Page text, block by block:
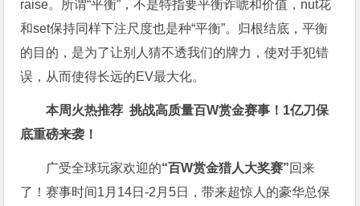
raise。所谓“平衡”，不是特指要平衡诈唬和价值，nut花
和set保持同样下注尺度也是种“平衡”。归根结底，平衡
的目的，是为了让别人猜不透我们的牌力，使对手犯错
误，从而使得长远的EV最大化。
本周火热推荐挑战高质量百W赏金赛事！1亿刀保
底重磅来袭！
广受全球玩家欢迎的“百W赏金猎人大奖赛”回来
了！赛事时间1月14日-2月5日，带来超惊人的豪华总保